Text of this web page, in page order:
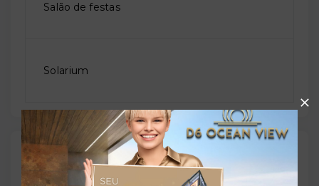
Salão de festas
Solarium
Outras Informações